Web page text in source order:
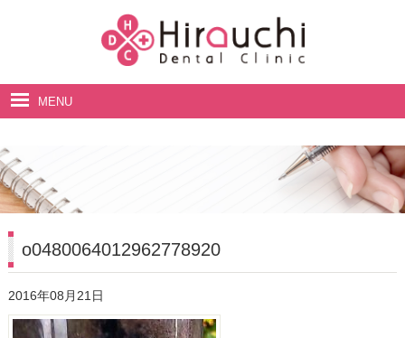
MENU
料金表
o0480064012962778920
2016年08月21日